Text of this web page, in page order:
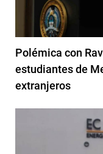
Polémica con
estudiantes de
extranjeros